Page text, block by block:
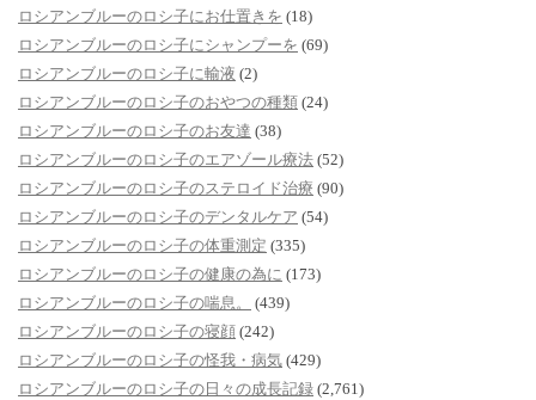
ロシアンブルーのロシ子にお仕置きを (18)
ロシアンブルーのロシ子にシャンプーを (69)
ロシアンブルーのロシ子に輸液 (2)
ロシアンブルーのロシ子のおやつの種類 (24)
ロシアンブルーのロシ子のお友達 (38)
ロシアンブルーのロシ子のエアゾール療法 (52)
ロシアンブルーのロシ子のステロイド治療 (90)
ロシアンブルーのロシ子のデンタルケア (54)
ロシアンブルーのロシ子の体重測定 (335)
ロシアンブルーのロシ子の健康の為に (173)
ロシアンブルーのロシ子の喘息。
(439)
ロシアンブルーのロシ子の寝顔 (242)
ロシアンブルーのロシ子の怪我・病気 (429)
ロシアンブルーのロシ子の日々の成長記録 (2,761)